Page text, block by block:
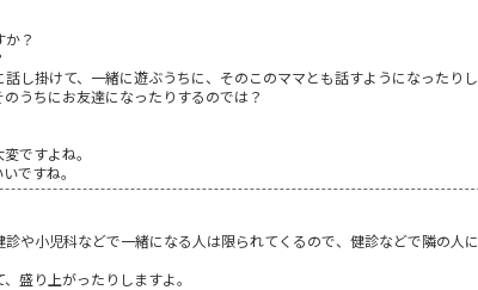
？
し掛けて、一緒に遊ぶうちに、そのこのママとも話すようになったりし
うちにお友達になったりするのでは？
ですよね。
ですね。
や小児科などで一緒になる人は限られてくるので、健診などで隣の人
盛り上がったりしますよ。